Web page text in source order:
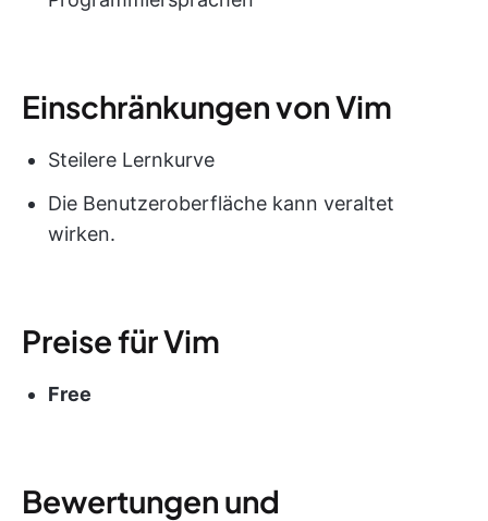
Einschränkungen von Vim
Steilere Lernkurve
Die Benutzeroberfläche kann veraltet
wirken.
Preise für Vim
Free
Bewertungen und